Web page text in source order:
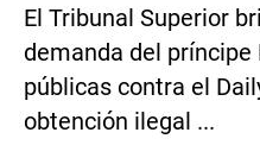
El Tribunal Superior
demanda del
públicas contra el
obtención ilegal ...